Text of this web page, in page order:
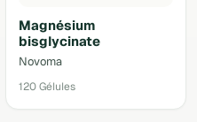
Magnésium
bisglycinate
Novoma
120 Gélules